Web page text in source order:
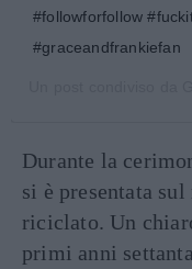
#followforfollow
#graceandfrankiefan
Durante la
si è presentata
riciclato. Un
primi anni